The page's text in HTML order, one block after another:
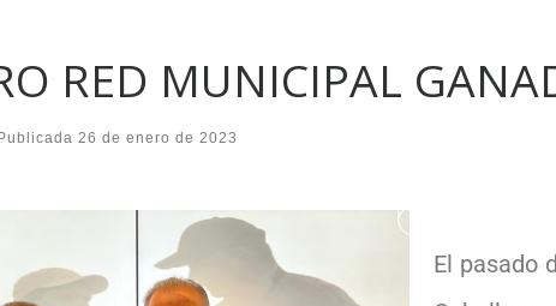
RED MUNICIPAL
Publicada 26 de enero de 2023
El pasado